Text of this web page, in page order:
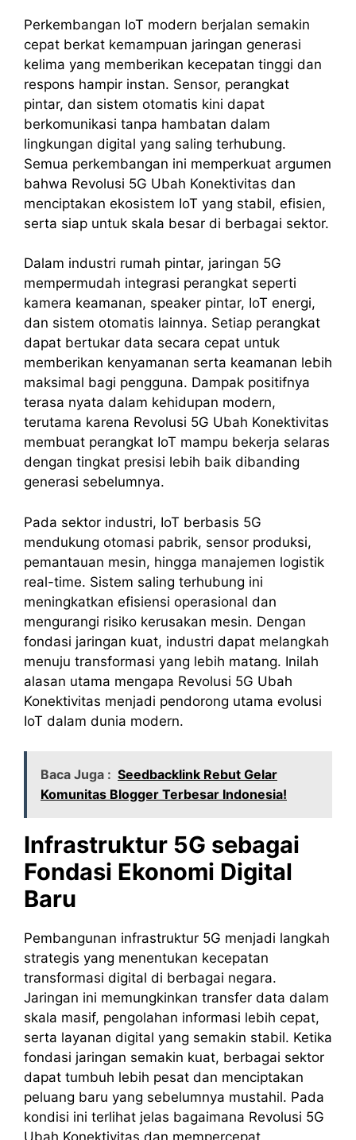
Perkembangan IoT modern berjalan semakin
cepat berkat kemampuan jaringan generasi
kelima yang memberikan kecepatan tinggi dan
respons hampir instan. Sensor, perangkat
pintar, dan sistem otomatis kini dapat
berkomunikasi tanpa hambatan dalam
lingkungan digital yang saling terhubung.
Semua perkembangan ini memperkuat argumen
bahwa Revolusi 5G Ubah Konektivitas dan
menciptakan ekosistem IoT yang stabil, efisien,
serta siap untuk skala besar di berbagai sektor.
Dalam industri rumah pintar, jaringan 5G
mempermudah integrasi perangkat seperti
kamera keamanan, speaker pintar, IoT energi,
dan sistem otomatis lainnya. Setiap perangkat
dapat bertukar data secara cepat untuk
memberikan kenyamanan serta keamanan lebih
maksimal bagi pengguna. Dampak positifnya
terasa nyata dalam kehidupan modern,
terutama karena Revolusi 5G Ubah Konektivitas
membuat perangkat IoT mampu bekerja selaras
dengan tingkat presisi lebih baik dibanding
generasi sebelumnya.
Pada sektor industri, IoT berbasis 5G
mendukung otomasi pabrik, sensor produksi,
pemantauan mesin, hingga manajemen logistik
real-time. Sistem saling terhubung ini
meningkatkan efisiensi operasional dan
mengurangi risiko kerusakan mesin. Dengan
fondasi jaringan kuat, industri dapat melangkah
menuju transformasi yang lebih matang. Inilah
alasan utama mengapa Revolusi 5G Ubah
Konektivitas menjadi pendorong utama evolusi
IoT dalam dunia modern.
Baca Juga : Seedbacklink Rebut Gelar
Komunitas Blogger Terbesar Indonesia!
Infrastruktur 5G sebagai
Fondasi Ekonomi Digital
Baru
Pembangunan infrastruktur 5G menjadi langkah
strategis yang menentukan kecepatan
transformasi digital di berbagai negara.
Jaringan ini memungkinkan transfer data dalam
skala masif, pengolahan informasi lebih cepat,
serta layanan digital yang semakin stabil. Ketika
fondasi jaringan semakin kuat, berbagai sektor
dapat tumbuh lebih pesat dan menciptakan
peluang baru yang sebelumnya mustahil. Pada
kondisi ini terlihat jelas bagaimana Revolusi 5G